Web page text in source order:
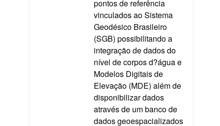
pontos de referência
vinculados ao Sistema
Geodésico Brasileiro
(SGB) possibilitando a
integração de dados do
nível de corpos d?água e
Modelos Digitais de
Elevação (MDE) além de
disponibilizar dados
através de um banco de
dados geoespacializados